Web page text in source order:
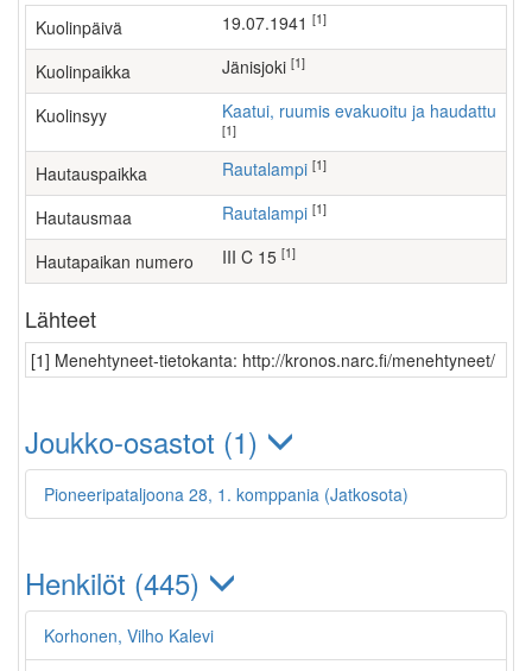
Kuolinpäivä 19.07.1941 [1]
Kuolinpaikka Jänisjoki [1]
Kuolinsyy Kaatui, ruumis evakuoitu ja haudattu
[1]
Hautauspaikka Rautalampi [1]
Hautausmaa Rautalampi [1]
Hautapaikan numero III C 15 [1]
Lähteet
[1] Menehtyneet-tietokanta: http://kronos.narc.fi/menehtyneet/
Joukko-osastot (1)
Pioneeripataljoona 28, 1. komppania (Jatkosota)
Henkilöt (445)
Korhonen, Vilho Kalevi